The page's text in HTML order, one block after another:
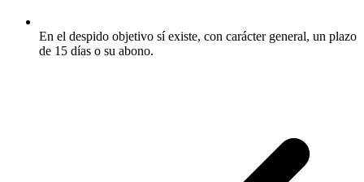
En el despido objetivo sí existe, con carácter general, un plazo
de 15 días o su abono.